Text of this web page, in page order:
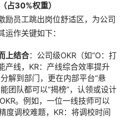
占30%权重）
励员工跳出岗位舒适区，为公司
作关键如下：
上结合：公司级OKR（如“O：打
产线，KR：产线综合效率提升
解到部门，更在内部平台“悬
团队都可以“揭榜”，认领或设计
。例如，一位一线技师可以
度调校难题，KR：将调校时间